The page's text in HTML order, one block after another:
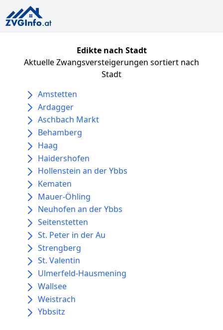
Edikte nach Stadt
Aktuelle Zwangsversteigerungen sortiert nach
Stadt
Amstetten
Ardagger
Aschbach Markt
Behamberg
Haag
Haidershofen
Hollenstein an der Ybbs
Kematen
Mauer-Öhling
Neuhofen an der Ybbs
Seitenstetten
St. Peter in der Au
Strengberg
St. Valentin
Ulmerfeld-Hausmening
Wallsee
Weistrach
Ybbsitz